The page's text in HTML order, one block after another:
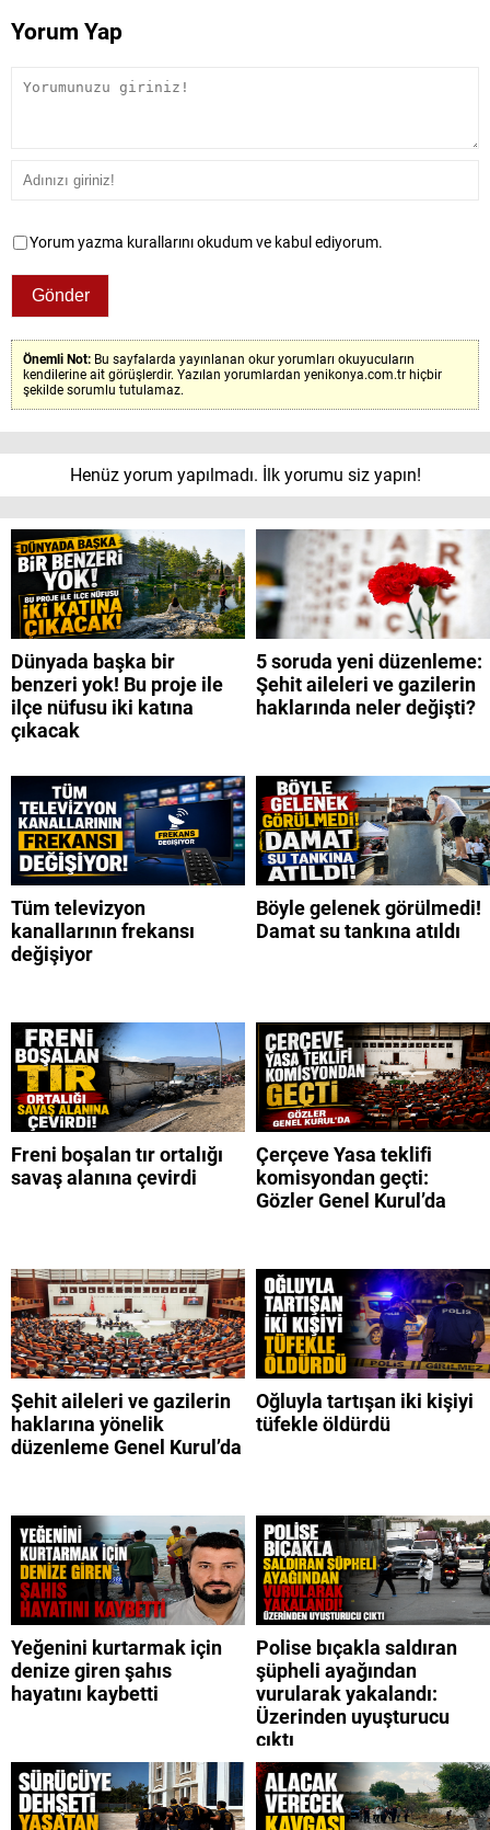
Yorum Yap
Yorum yazma kurallarını okudum ve kabul ediyorum.
Önemli Not: Bu sayfalarda yayınlanan okur yorumları okuyucuların
kendilerine ait görüşlerdir. Yazılan yorumlardan yenikonya.com.tr hiçbir
şekilde sorumlu tutulamaz.
Henüz yorum yapılmadı. İlk yorumu siz yapın!
Dünyada başka bir
benzeri yok! Bu proje ile
ilçe nüfusu iki katına
çıkacak
5 soruda yeni düzenleme:
Şehit aileleri ve gazilerin
haklarında neler değişti?
Tüm televizyon
kanallarının frekansı
değişiyor
Böyle gelenek görülmedi!
Damat su tankına atıldı
Freni boşalan tır ortalığı
savaş alanına çevirdi
Çerçeve Yasa teklifi
komisyondan geçti:
Gözler Genel Kurul’da
Şehit aileleri ve gazilerin
haklarına yönelik
düzenleme Genel Kurul’da
Oğluyla tartışan iki kişiyi
tüfekle öldürdü
Yeğenini kurtarmak için
denize giren şahıs
hayatını kaybetti
Polise bıçakla saldıran
şüpheli ayağından
vurularak yakalandı:
Üzerinden uyuşturucu
çıktı